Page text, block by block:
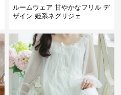
ルームウェア 甘やかなフリル デ
ザイン 姫系ネグリジェ